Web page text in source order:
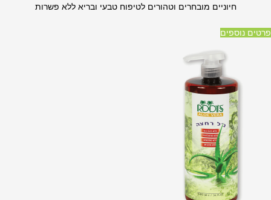
חיוניים מובחרים וטהורים לטיפוח טבעי ובריא ללא פשרות
פרטים נוספים